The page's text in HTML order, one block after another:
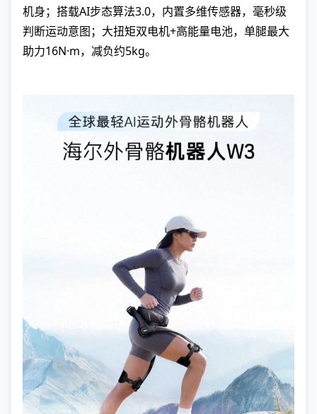
机身；搭载AI步态算法3.0，内置多维传感器，毫秒级
判断运动意图；大扭矩双电机+高能量电池，单腿最大
助力16N·m，减负约5kg。